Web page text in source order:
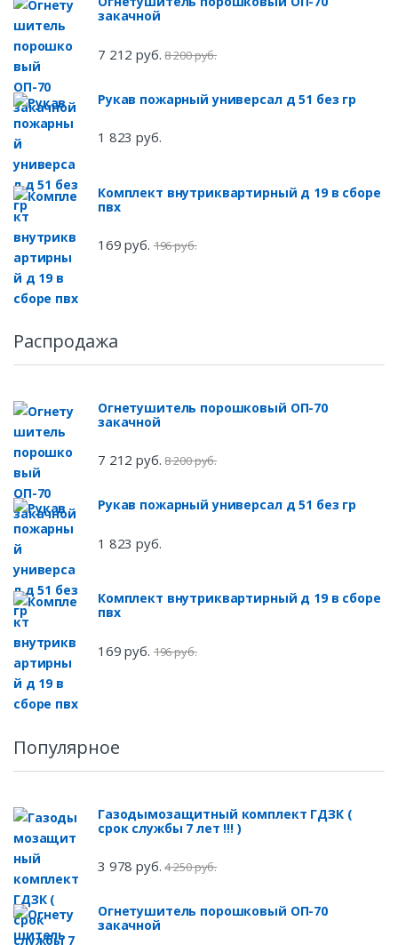
закачной
7 212 руб. 8 200 руб.
Рукав пожарный универсал д 51 без гр
1 823 руб.
Комплект внутриквартирный д 19 в сборе
пвх
169 руб. 196 руб.
Распродажа
Огнетушитель порошковый ОП-70
закачной
7 212 руб. 8 200 руб.
Рукав пожарный универсал д 51 без гр
1 823 руб.
Комплект внутриквартирный д 19 в сборе
пвх
169 руб. 196 руб.
Популярное
Газодымозащитный комплект ГДЗК (
срок службы 7 лет !!! )
3 978 руб. 4 250 руб.
Огнетушитель порошковый ОП-70
закачной